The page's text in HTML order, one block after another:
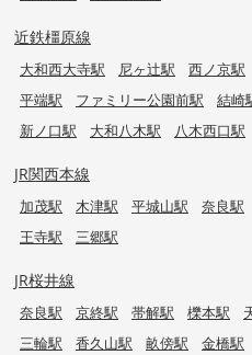
近鉄橿原線
大和西大寺駅 尼ヶ辻駅 西ノ京駅
平端駅
ファミリー公園前駅 結崎
新ノ口駅
大和八木駅 八木西口駅
JR関西本線
加茂駅 木津駅 平城山駅 奈良駅
王寺駅
三郷駅
JR桜井線
奈良駅 京終駅 帯解駅 櫟本駅
三輪駅
香久山駅 畝傍駅 金橋駅